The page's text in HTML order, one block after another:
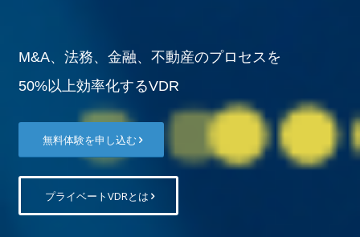
M&A、法務、金融、不動産のプロセスを
50%以上効率化するVDR
無料体験を申し込む
プライベートVDRとは